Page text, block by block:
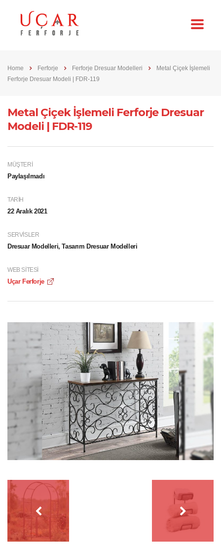
Home Ferforje Ferforje Dresuar Modelleri
Metal Çiçek İşlemeli
Ferforje Dresuar Modeli | FDR-119
Metal Çiçek İşlemeli Ferforje Dresuar
Modeli | FDR-119
MÜŞTERI
Paylaşılmadı
TARIH
22 Aralık 2021
SERVISLER
Dresuar Modelleri, Tasarım Dresuar Modelleri
WEB SITESI
Uçar Ferforje